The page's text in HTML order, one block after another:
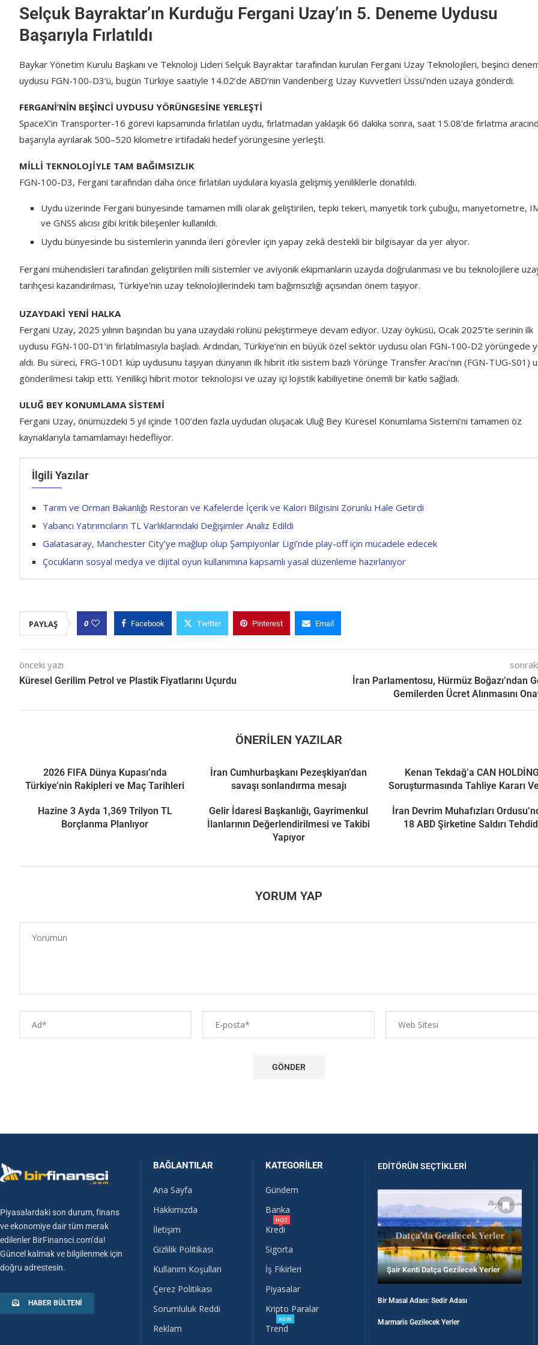
Selçuk Bayraktar’ın Kurduğu Fergani Uzay’ın 5. Deneme Uydusu
Başarıyla Fırlatıldı
Baykar Yönetim Kurulu Başkanı ve Teknoloji Lideri Selçuk Bayraktar tarafından kurulan Fergani Uzay Teknolojileri, beşinci
uydusu FGN-100-D3’ü, bugün Türkiye saatiyle 14.02’de ABD’nin Vandenberg Uzay Kuvvetleri Üssü’nden uzaya gönderdi.
FERGANİ’NİN BEŞİNCİ UYDUSU YÖRÜNGESİNE YERLEŞTİ
SpaceX’in Transporter-16 görevi kapsamında fırlatılan uydu, fırlatmadan yaklaşık 66 dakika sonra, saat 15.08’de fırlatma
başarıyla ayrılarak 500–520 kilometre irtifadaki hedef yörüngesine yerleşti.
MİLLİ TEKNOLOJİYLE TAM BAĞIMSIZLIK
FGN-100-D3, Fergani tarafından daha önce fırlatılan uydulara kıyasla gelişmiş yeniliklerle donatıldı.
Uydu üzerinde Fergani bünyesinde tamamen milli olarak geliştirilen, tepki tekeri, manyetik tork çubuğu, manyetometre,
ve GNSS alıcısı gibi kritik bileşenler kullanıldı.
Uydu bünyesinde bu sistemlerin yanında ileri görevler için yapay zekâ destekli bir bilgisayar da yer alıyor.
Fergani mühendisleri tarafından geliştirilen milli sistemler ve aviyonik ekipmanların uzayda doğrulanması ve bu teknolojilere
tarihçesi kazandırılması, Türkiye’nin uzay teknolojilerindeki tam bağımsızlığı açısından önem taşıyor.
UZAYDAKİ YENİ HALKA
Fergani Uzay, 2025 yılının başından bu yana uzaydaki rolünü pekiştirmeye devam ediyor. Uzay öyküsü, Ocak 2025’te serinin ilk
uydusu FGN-100-D1’in fırlatılmasıyla başladı. Ardından, Türkiye’nin en büyük özel sektör uydusu olan FGN-100-D2 yörüngede
aldı. Bu süreci, FRG-10D1 küp uydusunu taşıyan dünyanın ilk hibrit itki sistem bazlı Yörünge Transfer Aracı’nın (FGN-TUG-S01)
gönderilmesi takip etti. Yenilikçi hibrit motor teknolojisi ve uzay içi lojistik kabiliyetine önemli bir katkı sağladı.
ULUĞ BEY KONUMLAMA SİSTEMİ
Fergani Uzay, önümüzdeki 5 yıl içinde 100’den fazla uydudan oluşacak Uluğ Bey Küresel Konumlama Sistemi’ni tamamen öz
kaynaklarıyla tamamlamayı hedefliyor.
İlgili Yazılar
Tarım ve Orman Bakanlığı Restoran ve Kafelerde İçerik ve Kalori Bilgisini Zorunlu Hale Getirdi
Yabancı Yatırımcıların TL Varlıklarındaki Değişimler Analiz Edildi
Galatasaray, Manchester City’ye mağlup olup Şampiyonlar Ligi’nde play-off için mücadele edecek
Çocukların sosyal medya ve dijital oyun kullanımına kapsamlı yasal düzenleme hazırlanıyor
PAYLAŞ 0 Facebook Twitter Pinterest Email
önceki yazı
Küresel Gerilim Petrol ve Plastik Fiyatlarını Uçurdu
İran Parlamentosu, Hürmüz Boğazı’ndan
Gemilerden Ücret Alınmasını
ÖNERILEN YAZILAR
2026 FIFA Dünya Kupası’nda
Türkiye’nin Rakipleri ve Maç Tarihleri
İran Cumhurbaşkanı Pezeşkiyan’dan
savaşı sonlandırma mesajı
Kenan Tekdağ’a CAN HOLDİNG
Soruşturmasında Tahliye Kararı
Hazine 3 Ayda 1,369 Trilyon TL
Borçlanma Planlıyor
Gelir İdaresi Başkanlığı, Gayrimenkul
İlanlarının Değerlendirilmesi ve Takibi
Yapıyor
İran Devrim Muhafızları
18 ABD Şirketine Saldırı
YORUM YAP
Piyasalardaki son durum, finans
ve ekonomiye dair tüm merak
edilenler BirFinansci.com’da!
Güncel kalmak ve bilgilenmek için
doğru adrestesin.
HABER BÜLTENI
BAĞLANTILAR
Ana Sayfa
Hakkımızda
İletişim
Gizlilik Politikası
Kullanım Koşulları
Çerez Politikası
Sorumluluk Reddi
Reklam
KATEGORILER
Gündem
Banka
Kredi
HOT
Sigorta
İş Fikirleri
Piyasalar
Kripto Paralar
Trend
NEW
EDITÖRÜN SEÇTIKLERI
Şair Kenti Datça Gezilecek Yerler
Bir Masal Adası: Sedir Adası
Marmaris Gezilecek Yerler